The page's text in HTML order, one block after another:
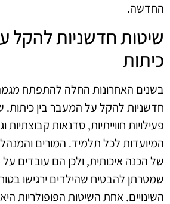
החדשה.
שיטות חדשניות להקל
כיתות
בשנים האחרונות החלה להתפתח
חדשניות להקל על המעבר בין כיתות.
פעילויות חווייתיות, סדנאות
המיועדות לכל תלמיד. המורים
של הכנה איכותית, ולכן הם עובדים על
שמטרתן להבטיח שהילדים ירגישו
השינויים. אחת השיטות הפופולריות